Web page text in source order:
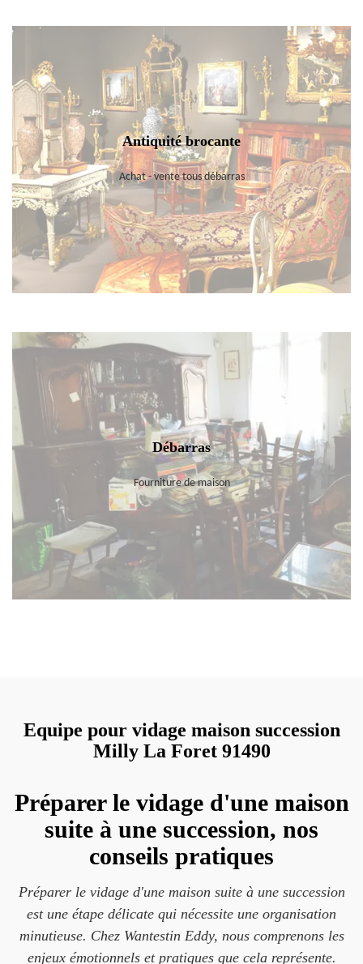
Antiquité brocante
Achat - vente tous débarras
Débarras
Fourniture de maison
Equipe pour vidage maison succession
Milly La Foret 91490
Préparer le vidage d'une maison
suite à une succession, nos
conseils pratiques
Préparer le vidage d'une maison suite à une succession
est une étape délicate qui nécessite une organisation
minutieuse. Chez Wantestin Eddy, nous comprenons les
enjeux émotionnels et pratiques que cela représente.